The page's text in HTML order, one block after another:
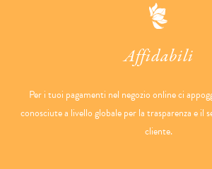
Affidabili
Per i tuoi pagamenti nel negozio online ci
conosciute a livello globale per la trasparenza e il
cliente.